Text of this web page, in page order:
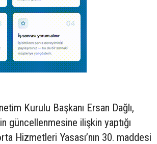
Kurulu Başkanı Ersan Dağlı,
güncellenmesine ilişkin yaptığı
Hizmetleri Yasası’nın 30. maddesi